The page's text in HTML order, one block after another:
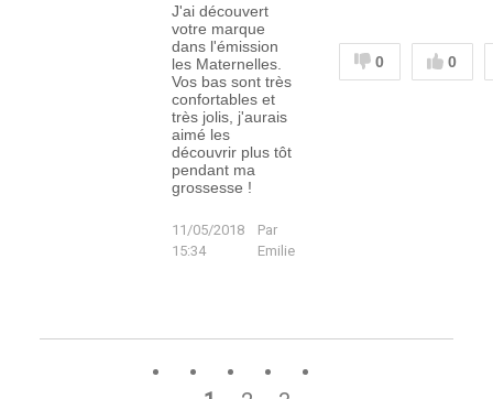
J'ai découvert
votre marque
dans l'émission
les Maternelles.
Vos bas sont très
confortables et
très jolis, j'aurais
aimé les
découvrir plus tôt
pendant ma
grossesse !
11/05/2018
15:34
Par
Emilie
0 0